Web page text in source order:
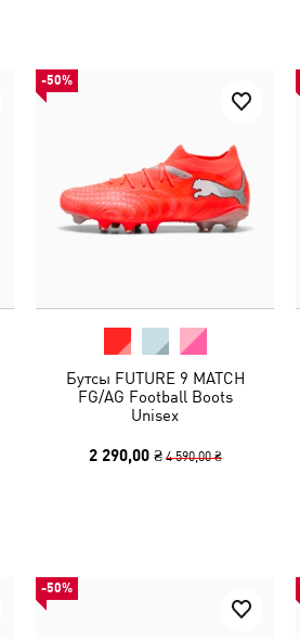
-50%
Бутсы FUTURE 9 MATCH
FG/AG Football Boots
Unisex
2 290,00 ₴ 4 590,00 ₴
-50%